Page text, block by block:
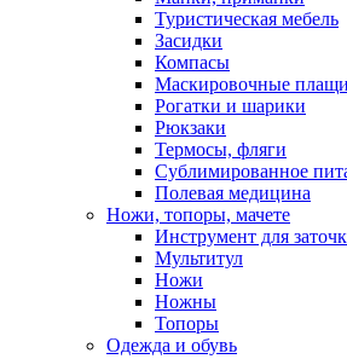
Туристическая мебель
Засидки
Компасы
Маскировочные плащи
Рогатки и шарики
Рюкзаки
Термосы, фляги
Сублимированное
Полевая медицина
Ножи, топоры, мачете
Инструмент для
Мультитул
Ножи
Ножны
Топоры
Одежда и обувь